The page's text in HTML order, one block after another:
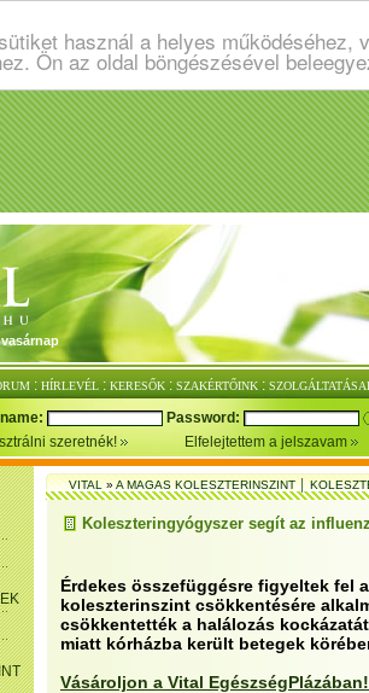
használ a helyes
Ön az oldal böngészésével
: HÍRLEVÉL : KERESŐK : SZAKÉRTŐINK :
Password:
szeretnék!
Elfelejtettem a jelszavam
VITAL»A MAGAS KOLESZTERINSZINT │
Koleszteringyógyszer segít az
Érdekes összefüggésre figyeltek fel
koleszterinszint csökkentésére
csökkentették a halálozás
miatt kórházba került betegek
Vásároljon a Vital EgészségPlázában!